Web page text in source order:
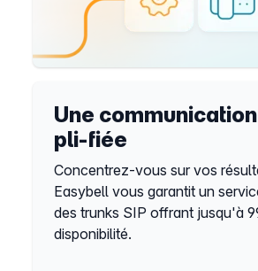
Une
pli-fiée
Concentrez-vous sur vos
Easybell vous garantit un
des trunks SIP offrant jusqu'à
disponibilité.